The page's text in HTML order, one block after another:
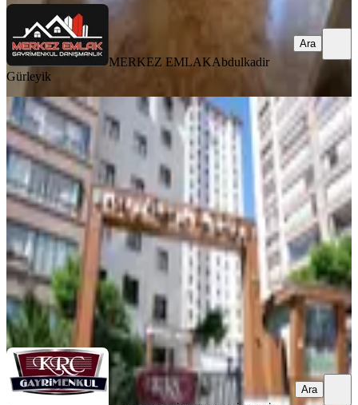
MERKEZ EMLAKAbdulkadir
Gürleyik
Ara
YENİ
Krc'den Durali Alıç Mahallesinde
Caddeye Okula Yakın 11.kat 3+1!
Mamak, Durali Alıç Mahallesi
3+1·135 m²· 11. Kat · 06.08.2026
6.800.000 ₺
KRC GAYRİMENKUL İSMAİL KARACA
Ara
Ara